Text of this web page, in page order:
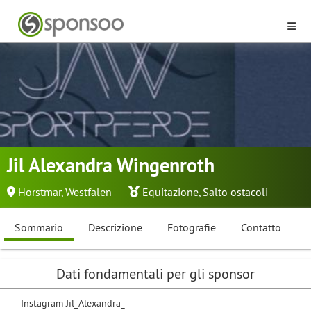
Jil Alexandra Wingenroth
Horstmar, Westfalen Equitazione, Salto ostacoli
Sommario Descrizione Fotografie Contatto
Dati fondamentali per gli sponsor
Instagram Jil_Alexandra_